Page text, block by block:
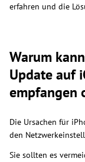
erfahren und die
Warum
Update auf
empfangen
Die Ursachen für
den
Sie sollten es